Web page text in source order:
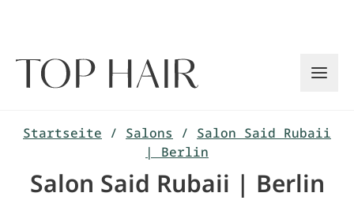
Startseite / Salons / Salon Said Rubaii
| Berlin
Salon Said Rubaii | Berlin